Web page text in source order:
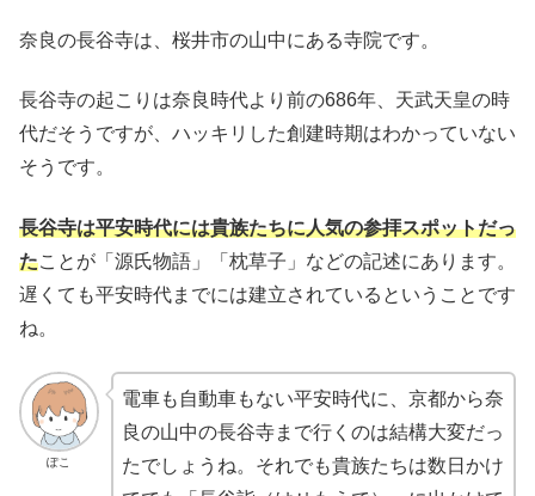
奈良の長谷寺は、桜井市の山中にある寺院です。
長谷寺の起こりは奈良時代より前の686年、天武天皇の時
代だそうですが、ハッキリした創建時期はわかっていない
そうです。
長谷寺は平安時代には貴族たちに人気の参拝スポットだっ
たことが「源氏物語」「枕草子」などの記述にあります。
遅くても平安時代までには建立されているということです
ね。
ぽこ
電車も自動車もない平安時代に、京都から奈
良の山中の長谷寺まで行くのは結構大変だっ
たでしょうね。それでも貴族たちは数日かけ